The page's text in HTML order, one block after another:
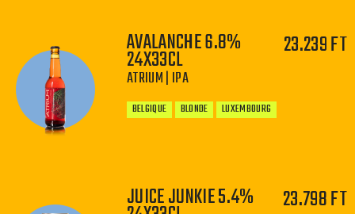
−
AVALANCHE 6.8%
24X33CL
ATRIUM | IPA
23.239 FT
BELGIQUE BLONDE LUXEMBOURG
JUICE JUNKIE 5.4% 23.798 FT